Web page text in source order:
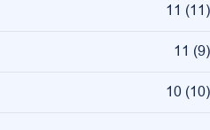
11 (11)
11 (9)
10 (10)